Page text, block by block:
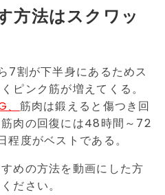
方法はスクワッ
7割が下半身にあるためス
ピンク筋が増えてくる。
筋肉は鍛えると傷つき回
肉の回復には48時間～72
度がベストである。
めの方法を動画にした方
ださい。